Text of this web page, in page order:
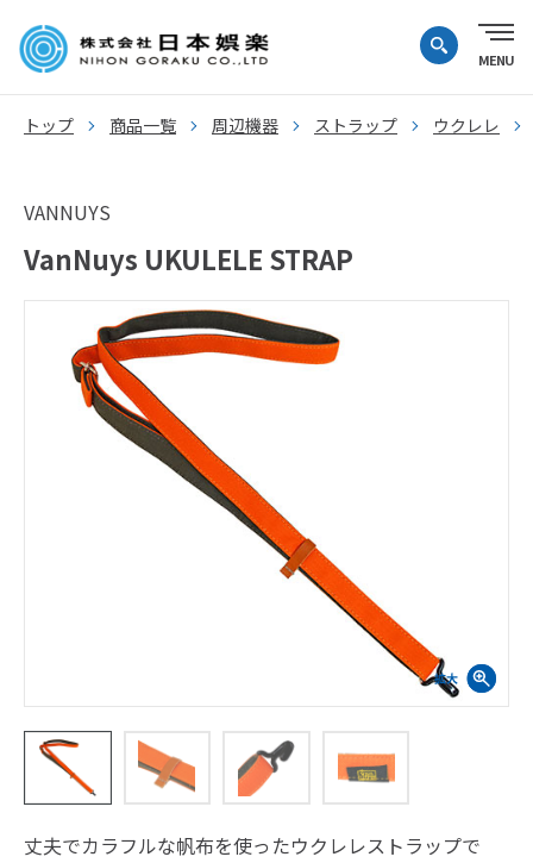
トップ 商品一覧 周辺機器 ストラップ ウクレレ
VANNUYS
VanNuys UKULELE STRAP
丈夫でカラフルな帆布を使ったウクレレストラップで